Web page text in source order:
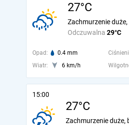
27°C
Odczuwalna 29°C
Zachmurzenie
Opad: 0.4 mm
Wiatr:
6 km/h
15:00
27°C
Zachmurzenie duże,